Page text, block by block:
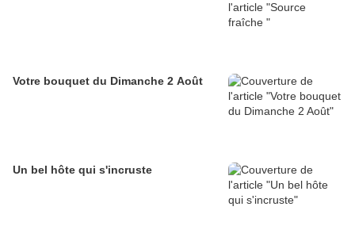
Votre bouquet du Dimanche 2 Août
Un bel hôte qui s'incruste